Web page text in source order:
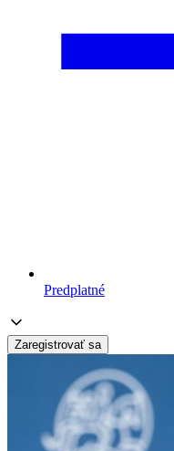
Predplatné
Zaregistrovať sa